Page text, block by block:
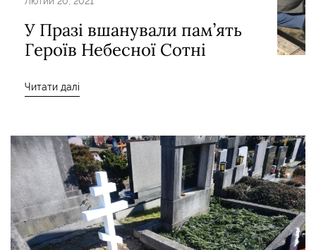
У Празі вшанували пам’ять
Героїв Небесної Сотні
Читати далі